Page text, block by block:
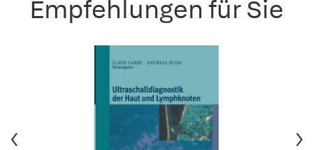
Empfehlungen für Sie